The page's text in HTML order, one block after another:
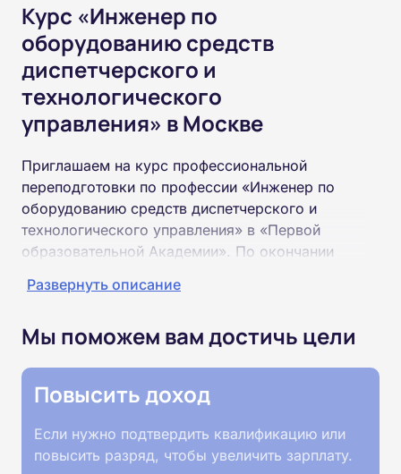
Курс «Инженер по
оборудованию средств
диспетчерского и
технологического
управления» в Москве
Приглашаем на курс профессиональной
переподготовки по профессии «Инженер по
оборудованию средств диспетчерского и
технологического управления» в «Первой
образовательной Академии». По окончании
оборудованию средств диспетчерского и
соответствующего разряда.
Пройти обучение и получить диплом можно на
базе высшего или среднего профессионального
Обучение проводится дистанционно на
Развернуть описание
Мы поможем вам достичь цели
Повысить доход
Если нужно подтвердить квалификацию или
повысить разряд, чтобы увеличить зарплату.